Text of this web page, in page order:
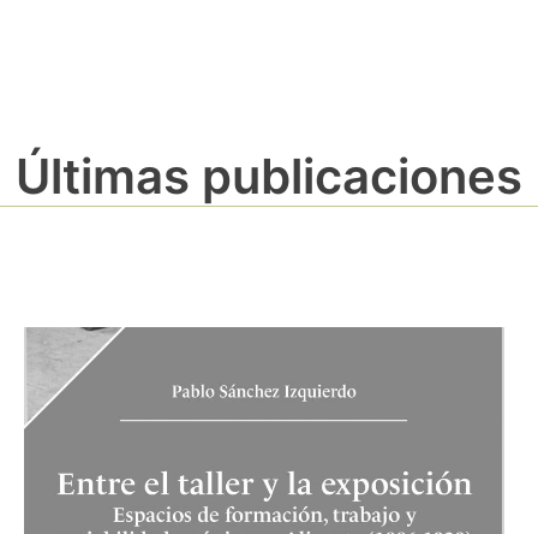
Últimas publicaciones